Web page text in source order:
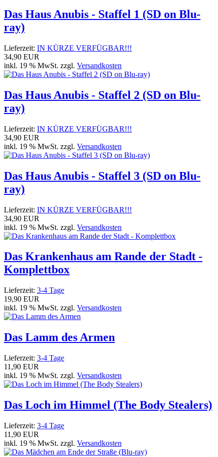
Das Haus Anubis - Staffel 1 (SD on Blu-
ray)
Lieferzeit: IN KÜRZE VERFÜGBAR!!!
34,90 EUR
inkl. 19 % MwSt. zzgl. Versandkosten
Das Haus Anubis - Staffel 2 (SD on Blu-
ray)
Lieferzeit: IN KÜRZE VERFÜGBAR!!!
34,90 EUR
inkl. 19 % MwSt. zzgl. Versandkosten
Das Haus Anubis - Staffel 3 (SD on Blu-
ray)
Lieferzeit: IN KÜRZE VERFÜGBAR!!!
34,90 EUR
inkl. 19 % MwSt. zzgl. Versandkosten
Das Krankenhaus am Rande der Stadt -
Komplettbox
Lieferzeit: 3-4 Tage
19,90 EUR
inkl. 19 % MwSt. zzgl. Versandkosten
Das Lamm des Armen
Lieferzeit: 3-4 Tage
11,90 EUR
inkl. 19 % MwSt. zzgl. Versandkosten
Das Loch im Himmel (The Body Stealers)
Lieferzeit: 3-4 Tage
11,90 EUR
inkl. 19 % MwSt. zzgl. Versandkosten